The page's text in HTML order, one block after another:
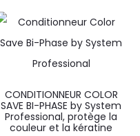
CONDITIONNEUR COLOR
SAVE BI-PHASE by System
Professional, protège la
couleur et la kératine